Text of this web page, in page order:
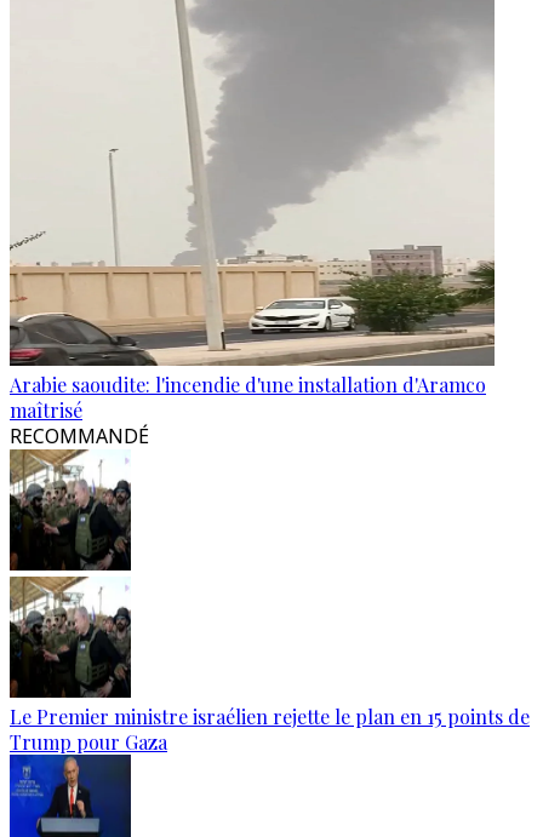
Arabie saoudite: l'incendie d'une installation d'Aramco
maîtrisé
RECOMMANDÉ
Le Premier ministre israélien rejette le plan en 15 points de
Trump pour Gaza